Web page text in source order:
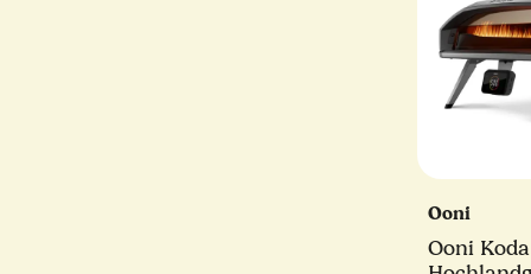
Ooni
Ooni